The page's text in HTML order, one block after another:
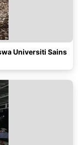
Universiti Sains